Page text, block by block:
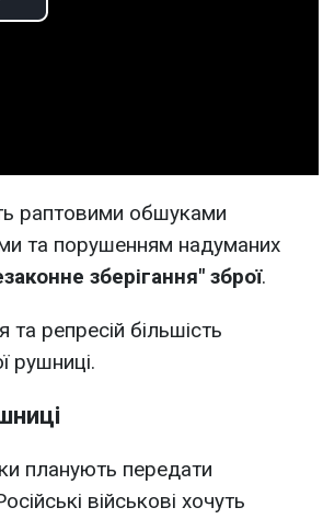
раптовими обшуками
та порушенням надуманих
зберігання" зброї.
репресій більшість
рушниці.
планують передати
військові хочуть